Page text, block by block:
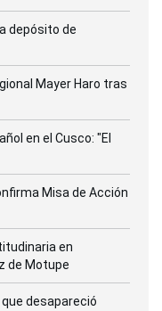
depósito de
Mayer Haro tras
en el Cusco: "El
Misa de Acción
en
de Motupe
desapareció